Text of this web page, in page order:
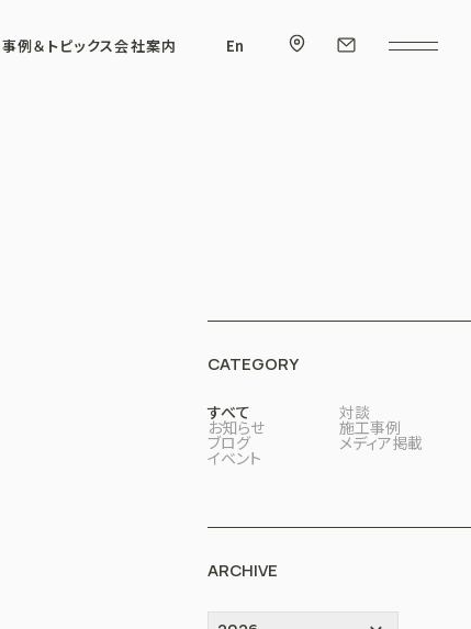
事例＆トピックス会社案内 En
CATEGORY
すべて 対談
お知らせ 施工事例
ブログ メディア掲載
イベント
ARCHIVE